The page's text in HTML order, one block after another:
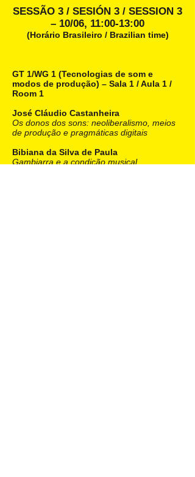
SESSÃO 3 / SESIÓN 3 / SESSION 3
– 10/06, 11:00-13:00
(Horário Brasileiro / Brazilian time)
GT 1/WG 1 (Tecnologias de som e
modos de produção) – Sala 1 / Aula 1 /
Room 1
José Cláudio Castanheira
Os donos dos sons: neoliberalismo, meios
de produção e pragmáticas digitais
Bibiana da Silva de Paula
Gambiarra e a condição musical